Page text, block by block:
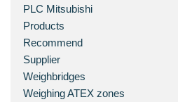
PLC Mitsubishi
Products
Recommend
Supplier
Weighbridges
Weighing ATEX zones